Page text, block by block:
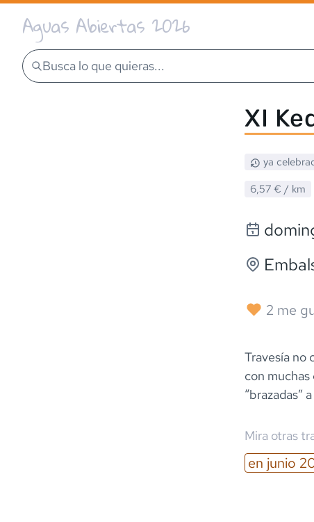
Aguas Abiertas 2026
Busca lo que quieras...
XI
ya
6,57 € / km
2 me
Travesía no
con
“brazadas”
Mira otras
en junio